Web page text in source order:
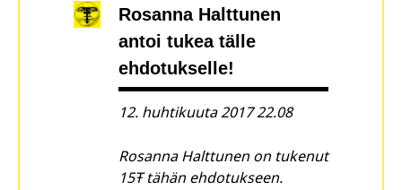
Rosanna Halttunen
antoi tukea tälle
ehdotukselle!
12. huhtikuuta 2017 22.08
Rosanna Halttunen on tukenut
15Ŧ tähän ehdotukseen.